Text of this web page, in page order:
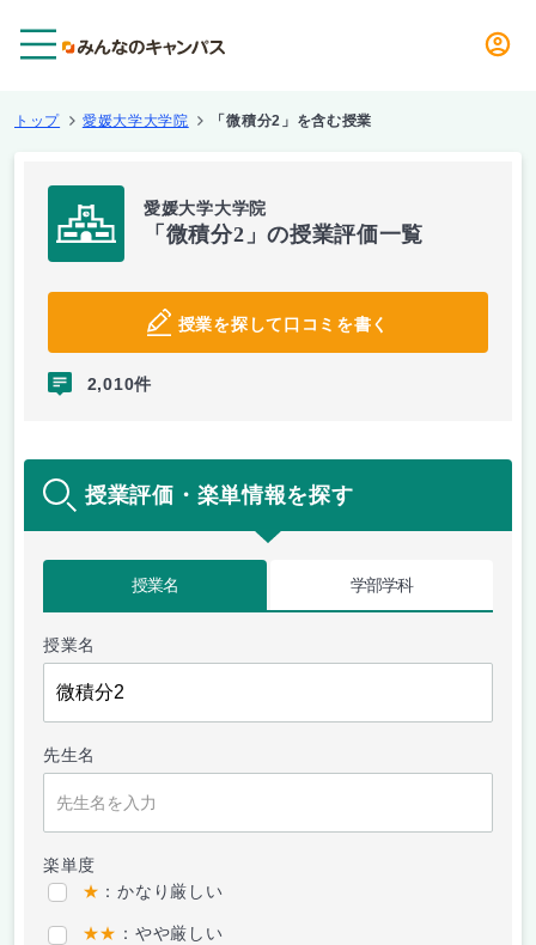
トップ 愛媛大学大学院 「微積分2」を含む授業
愛媛大学大学院
「微積分2」の授業評価一覧
授業を探して口コミを書く
2,010件
授業評価・楽単情報を探す
授業名 学部学科
授業名
先生名
楽単度
★ ：かなり厳しい
★★ ：やや厳しい